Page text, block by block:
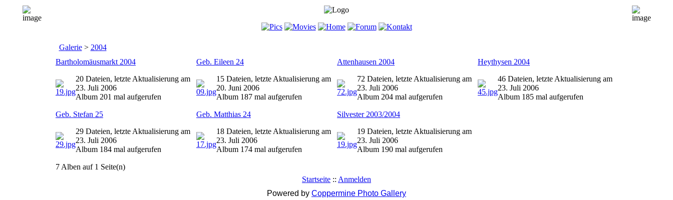
Galerie> 2004
Bartholomäusmarkt 2004
20 Dateien, letzte Aktualisierung am
23. Juli 2006
Album 201 mal aufgerufen
Geb. Eileen 24
15 Dateien, letzte Aktualisierung am
20. Juni 2006
Album 187 mal aufgerufen
Attenhausen 2004
72 Dateien, letzte Aktualisierung am
23. Juli 2006
Album 204 mal aufgerufen
Heythysen 2004
46 Dateien, letzte Aktualisierung am
23. Juli 2006
Album 185 mal aufgerufen
Geb. Stefan 25
29 Dateien, letzte Aktualisierung am
23. Juli 2006
Album 184 mal aufgerufen
Geb. Matthias 24
18 Dateien, letzte Aktualisierung am
23. Juli 2006
Album 174 mal aufgerufen
Silvester 2003/2004
19 Dateien, letzte Aktualisierung am
23. Juli 2006
Album 190 mal aufgerufen
7 Alben auf 1 Seite(n)
Startseite :: Anmelden
Powered by Coppermine Photo Gallery